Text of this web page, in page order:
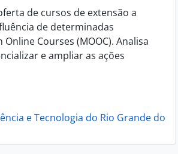
de cursos de extensão a
de determinadas
Courses (MOOC). Analisa
e ampliar as ações
e Tecnologia do Rio Grande do